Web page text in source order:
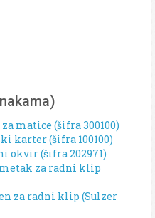
matice (šifra 300100)
karter (šifra 100100)
okvir (šifra 202971)
za radni klip
za radni klip (Sulzer